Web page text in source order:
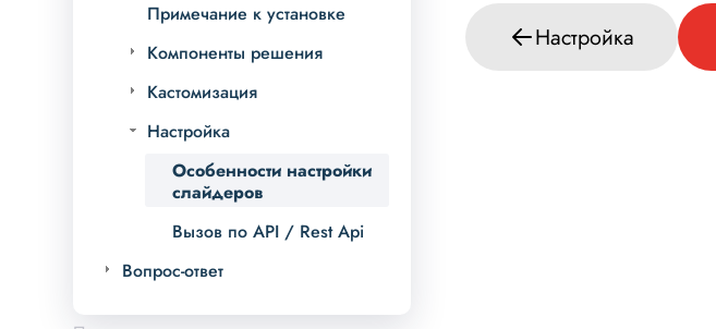
Примечание к установке
Компоненты решения
Кастомизация
Настройка
Особенности настройки
слайдеров
Вызов по API / Rest Api
Вопрос-ответ
Настройка